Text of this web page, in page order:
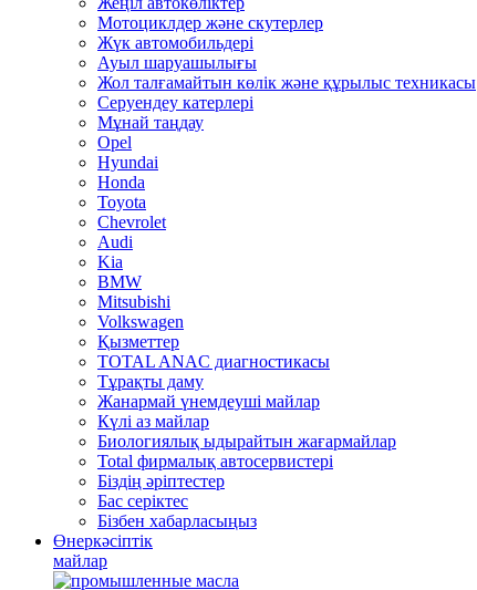
Мотоциклдер және скутерлер
Жүк автомобильдері
Ауыл шаруашылығы
Жол талғамайтын көлік және құрылыс техникасы
Серуендеу катерлері
Mұнай таңдау
Opel
Hyundai
Honda
Toyota
Chevrolet
Audi
Kia
BMW
Mitsubishi
Volkswagen
Қызметтер
TOTAL ANAC диагностикасы
Тұрақты даму
Жанармай үнемдеуші майлар
Күлі аз майлар
Биологиялық ыдырайтын жағармайлар
Total фирмалық автосервистері
Біздің әріптестер
Бас серіктес
Бізбен хабарласыңыз
Өнеркәсіптік
майлар